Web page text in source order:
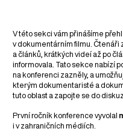
V této sekci vám přinášíme
v dokumentárním filmu. Čtenáři
a článků, krátkých videí až po
informovala. Tato sekce nabízí
na konferenci zazněly, a
kterým dokumentaristé a
tuto oblast a zapojte se do
První ročník konference vyvolal
i v zahraničních médiích.